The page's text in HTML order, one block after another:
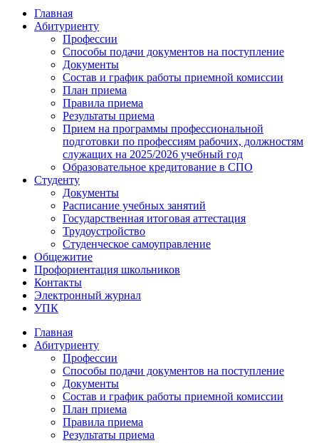
Главная
Абитуриенту
Профессии
Способы подачи документов на поступление
Документы
Состав и график работы приемной комиссии
План приема
Правила приема
Результаты приема
Прием на программы профессиональной
подготовки по профессиям рабочих, должностям
служащих на 2025/2026 учебный год
Образовательное кредитование в СПО
Студенту
Документы
Расписание учебных занятий
Государственная итоговая аттестация
Трудоустройство
Студенческое самоуправление
Общежитие
Профориентация школьников
Контакты
Электронный журнал
УПК
Главная
Абитуриенту
Профессии
Способы подачи документов на поступление
Документы
Состав и график работы приемной комиссии
План приема
Правила приема
Результаты приема